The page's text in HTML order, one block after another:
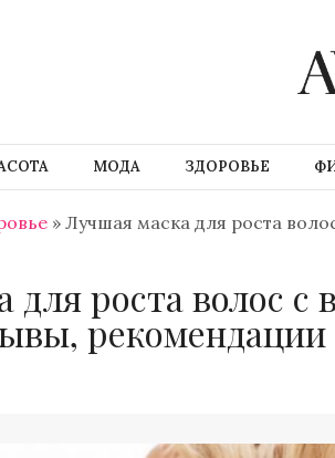
МОДА ЗДОРОВЬЕ
» Лучшая маска для роста
для роста волос
рекомендации